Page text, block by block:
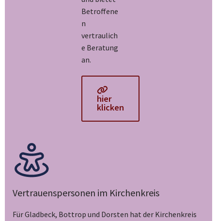
Betroffene
n
vertraulich
e Beratung
an.
hier
klicken
Vertrauenspersonen im Kirchenkreis
Für Gladbeck, Bottrop und Dorsten hat der Kirchenkreis